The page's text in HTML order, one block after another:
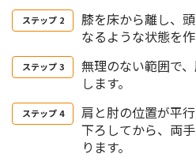
膝を床から離し、
なるような状態を
無理のない範囲で
します。
肩と肘の位置が平
下ろしてから、両
ります。